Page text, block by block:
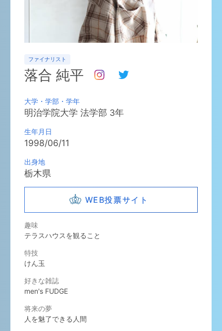
ファイナリスト
落合 純平
大学・学部・学年
明治学院大学 法学部 3年
生年月日
1998/06/11
出身地
栃木県
WEB投票サイト
趣味
テラスハウスを観ること
特技
けん玉
好きな雑誌
men's FUDGE
将来の夢
人を魅了できる人間